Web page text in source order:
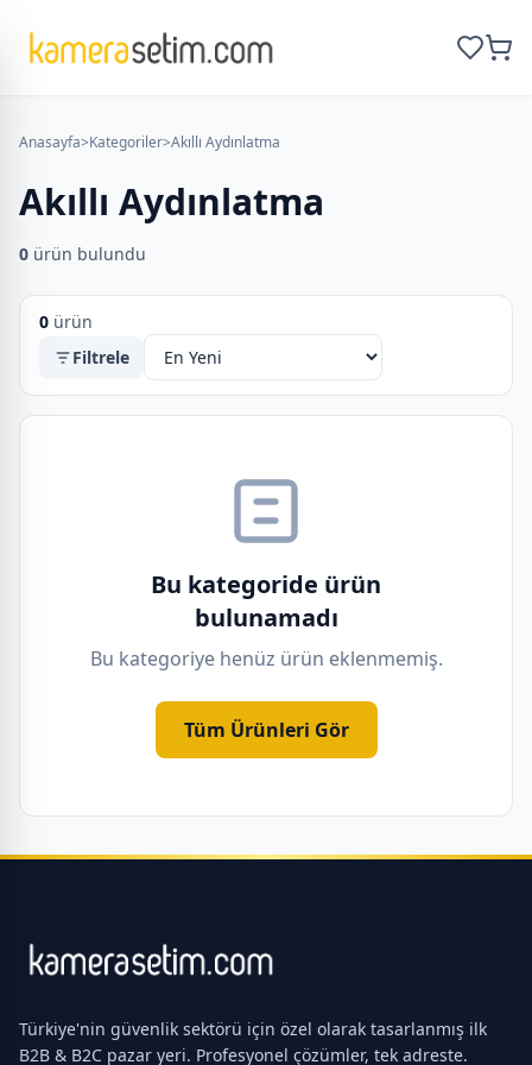
Anasayfa>Kategoriler>Akıllı Aydınlatma
Akıllı Aydınlatma
0 ürün bulundu
0 ürün
Filtrele
Bu kategoride ürün
bulunamadı
Bu kategoriye henüz ürün eklenmemiş.
Tüm Ürünleri Gör
Türkiye'nin güvenlik sektörü için özel olarak tasarlanmış ilk
B2B & B2C pazar yeri. Profesyonel çözümler, tek adreste.